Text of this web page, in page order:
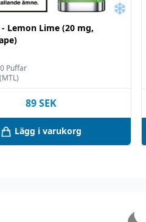
18 år.
i 12 °C.
för barn och
misstänker att ditt
vuxna personer.
Lemon Lime (20 mg,
Puffar
89 SEK
Lägg i varukorg